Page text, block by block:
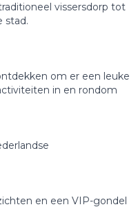
vissersdorp tot
stad.
om er een leuke
in en rondom
en een VIP-gondel